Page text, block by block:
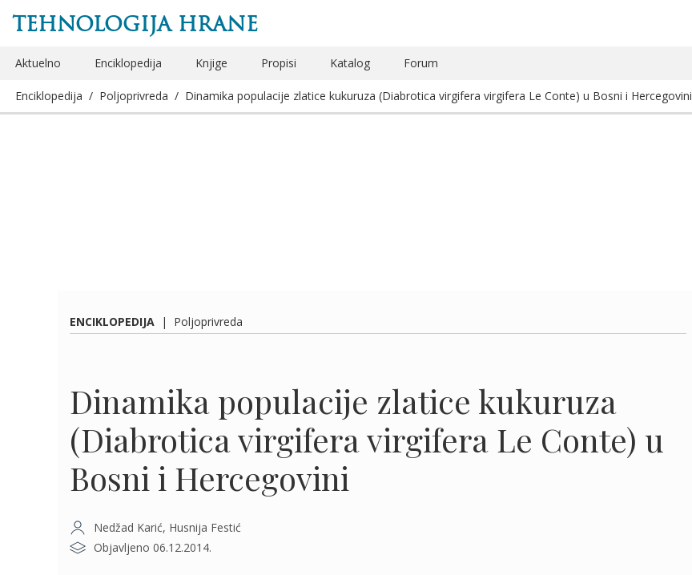
TEHNOLOGIJA HRANE
Aktuelno Enciklopedija Knjige Propisi Katalog Forum
Enciklopedija / Poljoprivreda / Dinamika populacije zlatice kukuruza (Diabrotica virgifera virgifera Le Conte) u Bosni i Hercegovini
ENCIKLOPEDIJA | Poljoprivreda
Dinamika populacije zlatice kukuruza
(Diabrotica virgifera virgifera Le Conte) u
Bosni i Hercegovini
Nedžad Karić, Husnija Festić
Objavljeno 06.12.2014.